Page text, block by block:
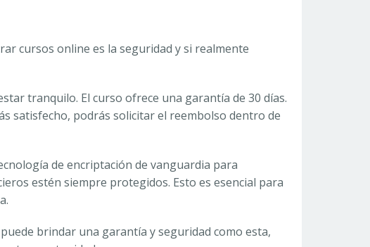
cursos online es la seguridad y si realmente
tranquilo. El curso ofrece una garantía de 30 días.
satisfecho, podrás solicitar el reembolso dentro de
de encriptación de vanguardia para
estén siempre protegidos. Esto es esencial para
brindar una garantía y seguridad como esta,